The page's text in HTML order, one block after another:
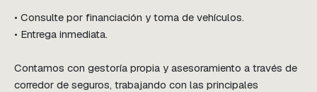
• Consulte por financiación y toma de vehículos.
• Entrega inmediata.
Contamos con gestoría propia y asesoramiento a través de
corredor de seguros, trabajando con las principales